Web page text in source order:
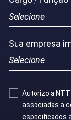
Sua empresa
Autorizo ​​a
associadas a
especificados